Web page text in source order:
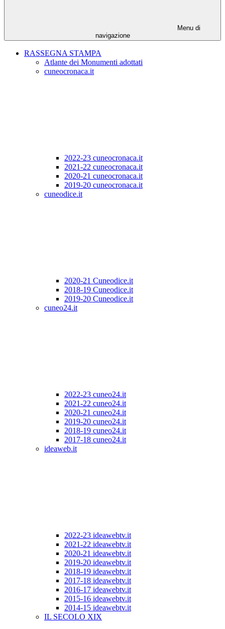
Menu di
navigazione
RASSEGNA STAMPA
Atlante dei Monumenti adottati
cuneocronaca.it
2022-23 cuneocronaca.it
2021-22 cuneocronaca.it
2020-21 cuneocronaca.it
2019-20 cuneocronaca.it
cuneodice.it
2020-21 Cuneodice.it
2018-19 Cuneodice.it
2019-20 Cuneodice.it
cuneo24.it
2022-23 cuneo24.it
2021-22 cuneo24.it
2020-21 cuneo24.it
2019-20 cuneo24.it
2018-19 cuneo24.it
2017-18 cuneo24.it
ideaweb.it
2022-23 ideawebtv.it
2021-22 ideawebtv.it
2020-21 ideawebtv.it
2019-20 ideawebtv.it
2018-19 ideawebtv.it
2017-18 ideawebtv.it
2016-17 ideawebtv.it
2015-16 ideawebtv.it
2014-15 ideawebtv.it
IL SECOLO XIX